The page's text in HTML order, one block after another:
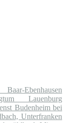
Baar-Ebenhausen
Lauenburg
Budenheim bei
Unterfranken